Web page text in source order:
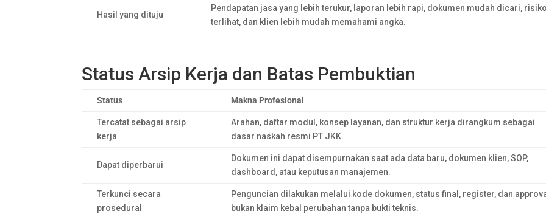
Hasil yang dituju
Pendapatan jasa yang lebih terukur, laporan lebih rapi, dokumen mudah dicari,
terlihat, dan klien lebih mudah memahami angka.
Status Arsip Kerja dan Batas Pembuktian
Status Makna Profesional
Tercatat sebagai arsip
kerja
Arahan, daftar modul, konsep layanan, dan struktur kerja dirangkum sebagai
dasar naskah resmi PT JKK.
Dapat diperbarui
Dokumen ini dapat disempurnakan saat ada data baru, dokumen klien, SOP,
dashboard, atau keputusan manajemen.
Terkunci secara
prosedural
Penguncian dilakukan melalui kode dokumen, status final, register, dan
bukan klaim kebal perubahan tanpa bukti teknis.